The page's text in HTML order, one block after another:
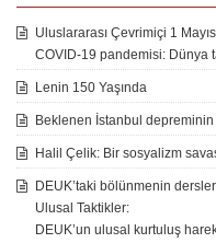
Uluslararası Çevrimiçi 1 Mayıs
COVID-19 pandemisi: Dünya
Lenin 150 Yaşında
Beklenen İstanbul depreminin
Halil Çelik: Bir sosyalizm
DEUK’taki bölünmenin
Ulusal Taktikler:
DEUK’un ulusal kurtuluş